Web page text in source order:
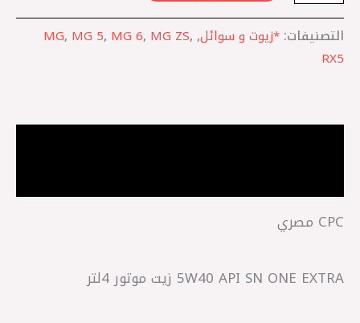
التصنيفات: *زيوت و سوائل,
MG, MG 5, MG 6, MG ZS,
RX5
CPC مصري
5W40 API SN ONE EXTRA زيت موتور 4لتر